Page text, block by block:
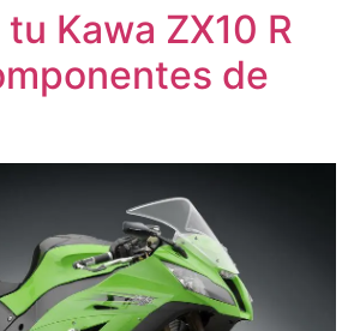
Kawa ZX10 R
de